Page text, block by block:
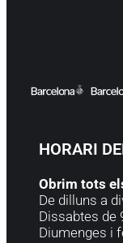
HORARI
Obrim tots
De dilluns a
Dissabtes de
Diumenges i